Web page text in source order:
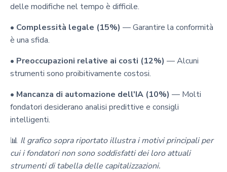
delle modifiche nel tempo è difficile.
• Complessità legale (15%) — Garantire la conformità
è una sfida.
• Preoccupazioni relative ai costi (12%) — Alcuni
strumenti sono proibitivamente costosi.
• Mancanza di automazione dell'IA (10%) — Molti
fondatori desiderano analisi predittive e consigli
intelligenti.
📊 Il grafico sopra riportato illustra i motivi principali per
cui i fondatori non sono soddisfatti dei loro attuali
strumenti di tabella delle capitalizzazioni.